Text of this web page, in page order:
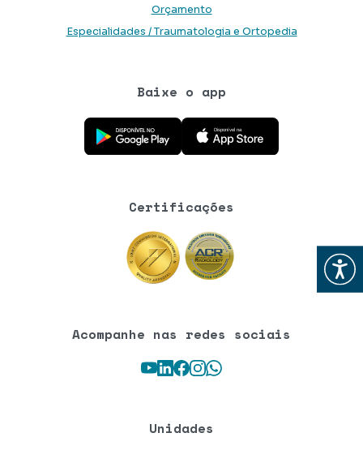
Abrir
Orçamento
Especialidades / Traumatologia e Ortopedia
Baixe o app
Baixe o aplicativo na Google Play Store
Baixe o aplicativo na App Store
Certificações
Acompanhe nas redes sociais
Youtube
LinkedIn
Facebook
Instagram
WhatsApp
Unidades